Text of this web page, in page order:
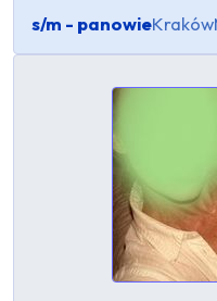
s/m - panowieKraków